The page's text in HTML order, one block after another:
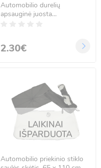
Automobilio durelių
apsauginė juosta
2.30€
LAIKINAI
IŠPARDUOTA
Automobilio priekinio stiklo